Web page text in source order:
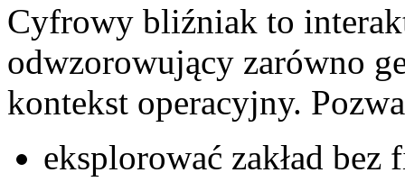
Cyfrowy bliźniak to
odwzorowujący zarówno
kontekst operacyjny.
eksplorować zakład bez